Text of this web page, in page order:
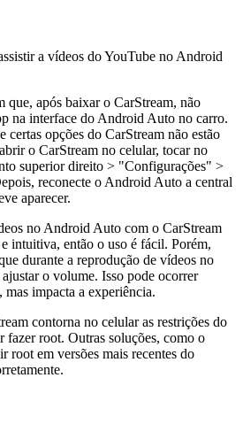
a vídeos do YouTube no Android
que, após baixar o CarStream, não
na interface do Android Auto no carro.
certas opções do CarStream não estão
o CarStream no celular, tocar no
superior direito > "Configurações" >
reconecte o Android Auto a central
aparecer.
no Android Auto com o CarStream
intuitiva, então o uso é fácil. Porém,
durante a reprodução de vídeos no
o volume. Isso pode ocorrer
mas impacta a experiência.
contorna no celular as restrições do
fazer root. Outras soluções, como o
root em versões mais recentes do